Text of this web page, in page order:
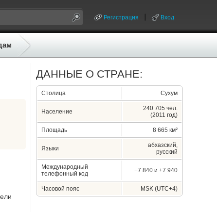
Регистрация Вход
ДАННЫЕ О СТРАНЕ:
Столица Сухум
Население
240 705 чел.
(2011 год)
Площадь 8 665 км²
Языки
абхазский,
русский
Международный
телефонный код
+7 840 и +7 940
Часовой пояс MSK (UTC+4)